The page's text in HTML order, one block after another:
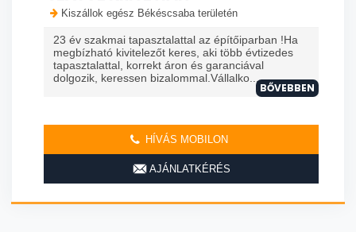
Kiszállok egész Békéscsaba területén
23 év szakmai tapasztalattal az építőiparban !Ha
megbízható kivitelezőt keres, aki több évtizedes
tapasztalattal, korrekt áron és garanciával
dolgozik, keressen bizalommal.Vállalko...
BŐVEBBEN
HÍVÁS MOBILON
AJÁNLATKÉRÉS